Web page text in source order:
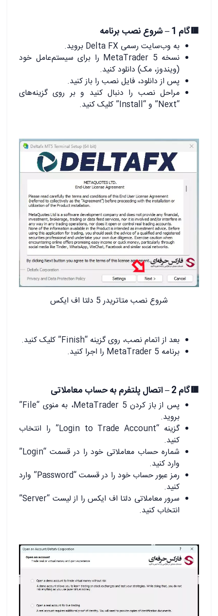
🟥گام 1 – شروع نصب برنامه
به وب‌سایت رسمی Delta FX بروید.
نسخه MetaTrader 5 را برای سیستم‌عامل خود
(ویندوز، مک) دانلود کنید.
پس از دانلود، فایل نصب را باز کنید.
مراحل نصب را دنبال کنید و بر روی گزینه‌های
“Next” و “Install” کلیک کنید.
شروع نصب متاتریدر 5 دلتا اف ایکس
بعد از اتمام نصب، روی گزینه “Finish” کلیک کنید.
برنامه MetaTrader 5 را اجرا کنید.
🟥گام 2 – اتصال پلتفرم به حساب معاملاتی
پس از باز کردن MetaTrader 5، به منوی “File”
بروید.
گزینه “Login to Trade Account” را انتخاب
کنید.
شماره حساب معاملاتی خود را در قسمت “Login”
وارد کنید.
رمز عبور حساب خود را در قسمت “Password” وارد
کنید.
سرور معاملاتی دلتا اف ایکس را از لیست “Server”
انتخاب کنید.